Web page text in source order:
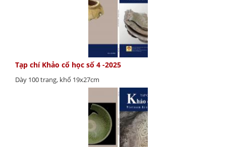
Tạp chí Khảo cổ học số 4 -2025
Dày 100 trang, khổ 19x27cm